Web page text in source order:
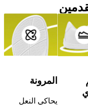
المرونة
يحاكي النعل